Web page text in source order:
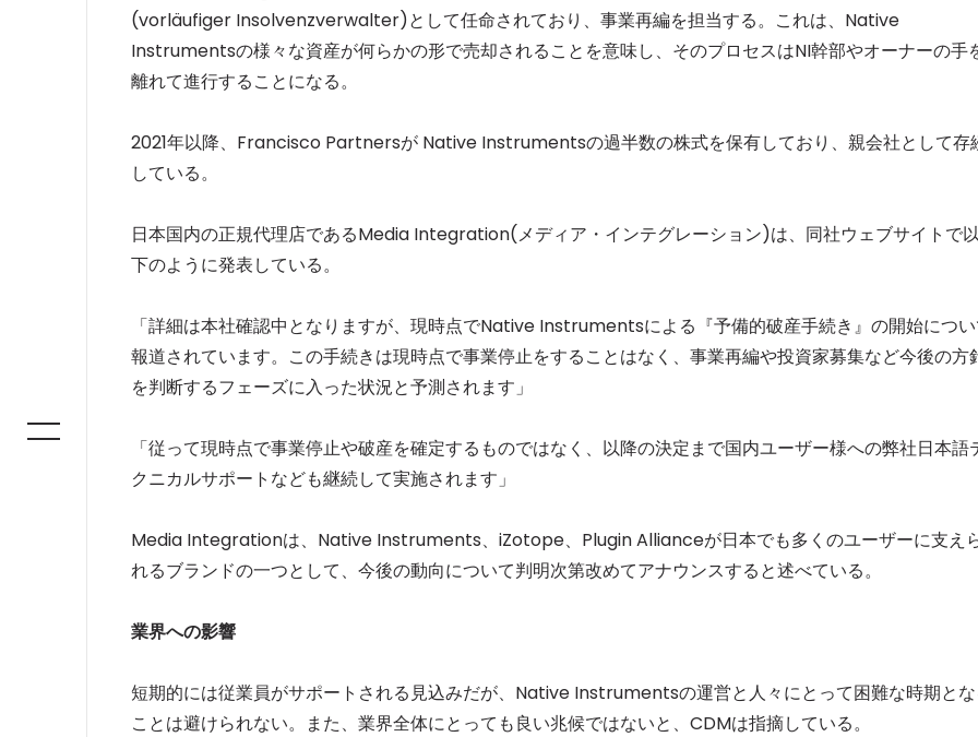
(vorläufiger Insolvenzverwalter)として任命されており、事業再編を担当する。これは、Native
Instrumentsの様々な資産が何らかの形で売却されることを意味し、そのプロセスはNI幹部やオーナーの手
離れて進行することになる。
2021年以降、Francisco Partnersが Native Instrumentsの過半数の株式を保有しており、親会社として存
している。
日本国内の正規代理店であるMedia Integration(メディア・インテグレーション)は、同社ウェブサイトで
下のように発表している。
「詳細は本社確認中となりますが、現時点でNative Instrumentsによる『予備的破産手続き』の開始につい
報道されています。この手続きは現時点で事業停止をすることはなく、事業再編や投資家募集など今後の方
を判断するフェーズに入った状況と予測されます」
「従って現時点で事業停止や破産を確定するものではなく、以降の決定まで国内ユーザー様への弊社日本語
クニカルサポートなども継続して実施されます」
Media Integrationは、Native Instruments、iZotope、Plugin Allianceが日本でも多くのユーザーに支え
れるブランドの一つとして、今後の動向について判明次第改めてアナウンスすると述べている。
業界への影響
短期的には従業員がサポートされる見込みだが、Native Instrumentsの運営と人々にとって困難な時期とな
ことは避けられない。また、業界全体にとっても良い兆候ではないと、CDMは指摘している。
2
DJ!?
クラブが
4
発中！音
5
レコード
Aoyama